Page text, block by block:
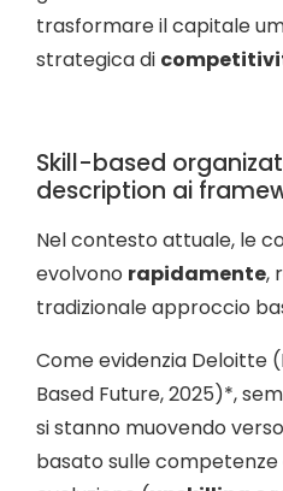
trasformare il capitale
strategica di
Skill-based
description ai
Nel contesto attuale, le
evolvono rapidamente,
tradizionale approccio
Come evidenzia Deloitte
Based Future, 2025)*,
si stanno muovendo
basato sulle